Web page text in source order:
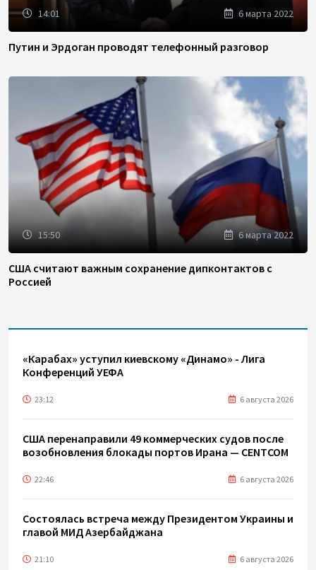
14:01 6 марта 2022
Путин и Эрдоган проводят телефонный разговор
15:50 6 марта 2022
США считают важным сохранение дипконтактов с
Россией
«Карабах» уступил киевскому «Динамо» - Лига
Конференций УЕФА
23:12 6 августа 2026
США перенаправили 49 коммерческих судов после
возобновления блокады портов Ирана — CENTCOM
22:46 6 августа 2026
Состоялась встреча между Президентом Украины и
главой МИД Азербайджана
21:10 6 августа 2026